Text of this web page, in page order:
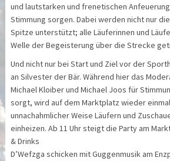
und lautstarken und frenetischen
Stimmung sorgen. Dabei werden nicht nur
Spitze unterstützt; alle Läuferinnen und
Welle der Begeisterung über die Strecke
Und nicht nur bei Start und Ziel vor der
an Silvester der Bär. Während hier das
Michael Kloiber und Michael Joos für
sorgt, wird auf dem Marktplatz wieder
unnachahmlicher Weise Läufern und
einheizen. Ab 11 Uhr steigt die Party am
& Drinks
D’Wefzga schicken mit Guggenmusik am